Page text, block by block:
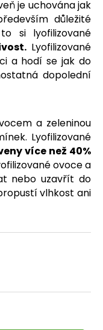
je uchována jak
důležité
si lyofilizované
Lyofilizované
a hodí se jak do
dopolední
a zeleninou
Lyofilizované
více než 40%
ovoce a
nebo uzavřít do
vlhkost ani